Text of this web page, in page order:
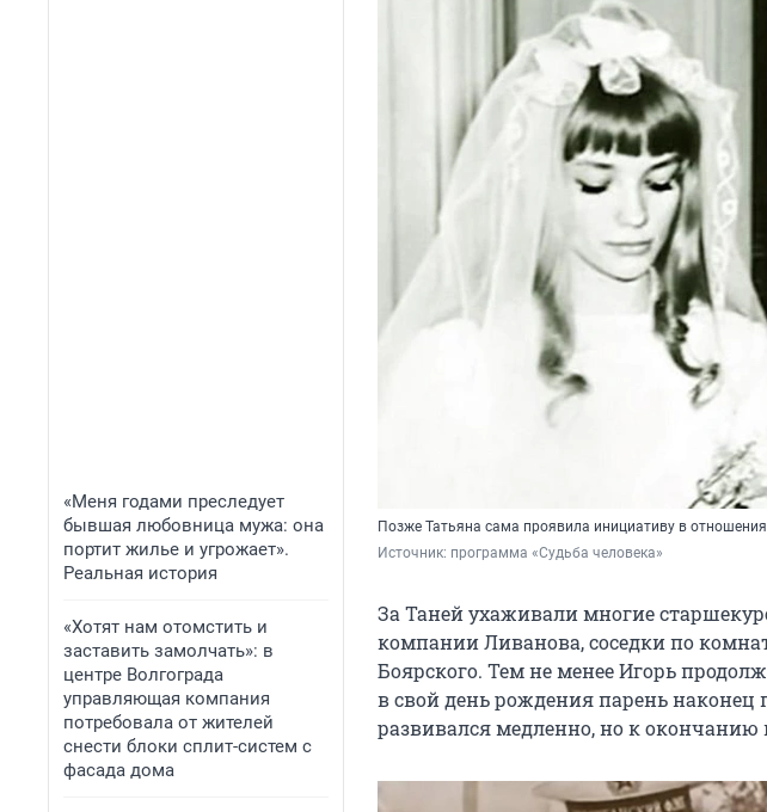
«Меня годами преследует
бывшая любовница мужа: она
портит жилье и угрожает».
Реальная история
«Хотят нам отомстить и
заставить замолчать»: в
центре Волгограда
управляющая компания
потребовала от жителей
снести блоки сплит-систем с
фасада дома
Позже Татьяна сама проявила инициативу в
Источник: программа «Судьба человека»
За Таней ухаживали многие
компании Ливанова, соседки по
Боярского. Тем не менее Игорь
в свой день рождения парень
развивался медленно, но к окончанию